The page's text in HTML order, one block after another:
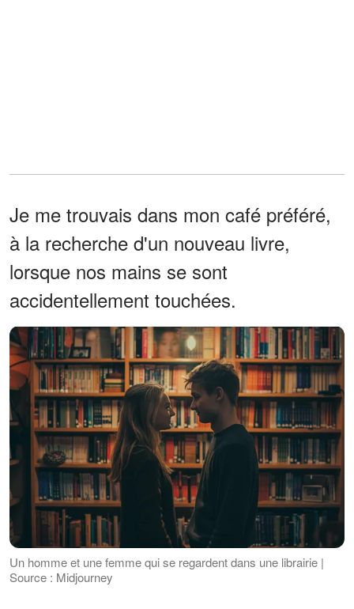
Je me trouvais dans mon café préféré,
à la recherche d'un nouveau livre,
lorsque nos mains se sont
accidentellement touchées.
Un homme et une femme qui se regardent dans une librairie |
Source : Midjourney